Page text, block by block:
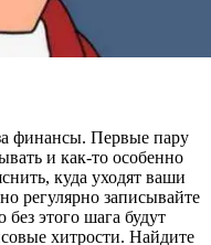
финансы. Первые пару
и как-то особенно
куда уходят ваши
регулярно записывайте
этого шага будут
хитрости. Найдите